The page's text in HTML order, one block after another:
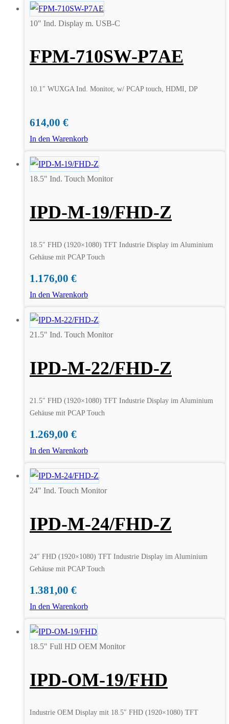
10" Ind. Display m. USB-C
FPM-710SW-P7AE
10.1″ WUXGA Ind. Monitor, w/ PCAP touch, HDMI, DP
614,00 €
In den Warenkorb
18.5" Ind. Touch Monitor
IPD-M-19/FHD-Z
18.5″ FHD (1920×1080) TFT Industrie Display im Aluminium
Gehäuse mit PCAP Touch
1.176,00 €
In den Warenkorb
21.5" Ind. Touch Monitor
IPD-M-22/FHD-Z
21.5″ FHD (1920×1080) TFT Industrie Display im Aluminium
Gehäuse mit PCAP Touch
1.269,00 €
In den Warenkorb
24" Ind. Touch Monitor
IPD-M-24/FHD-Z
24″ FHD (1920×1080) TFT Industrie Display im Aluminium
Gehäuse mit PCAP Touch
1.381,00 €
In den Warenkorb
18.5" Full HD OEM Monitor
IPD-OM-19/FHD
Industrie OEM Display mit 18.5″ FHD (1920×1080) TFT